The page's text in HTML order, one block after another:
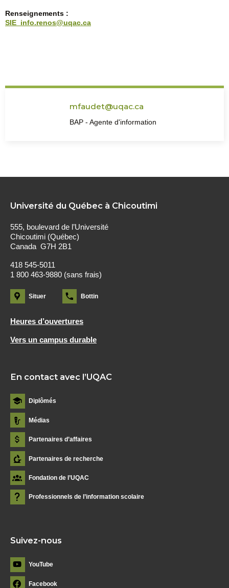
Renseignements :
SIE_info.renos@uqac.ca
mfaudet@uqac.ca
BAP - Agente d'information
Université du Québec à Chicoutimi
555, boulevard de l’Université
Chicoutimi (Québec)
Canada G7H 2B1
418 545-5011
1 800 463-9880 (sans frais)
Situer Bottin
Heures d’ouvertures
Vers un campus durable
En contact avec l’UQAC
Diplômés
Médias
Partenaires d’affaires
Partenaires de recherche
Fondation de l’UQAC
Professionnels de l’information scolaire
Suivez-nous
YouTube
Facebook